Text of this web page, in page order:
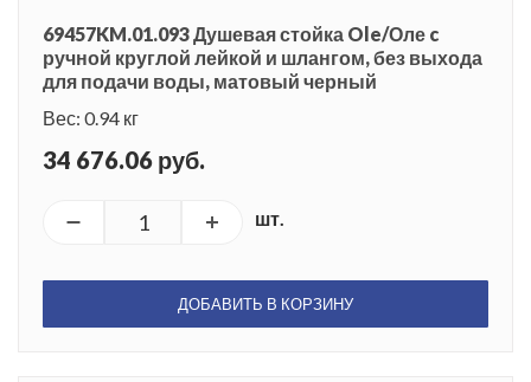
69457KM.01.093 Душевая стойка Ole/Оле c
ручной круглой лейкой и шлангом, без выхода
для подачи воды, матовый черный
Вес: 0.94 кг
34 676.06 руб.
шт.
ДОБАВИТЬ В КОРЗИНУ